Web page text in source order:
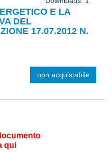
E LA
DEL
17.07.2012 N.
non acquistabile
qui